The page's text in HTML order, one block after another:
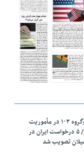
اقتدار ناوگروه ۱۰۳ در مأموریت‌
اقیانوسی/ ۵ درخواست ایران در
تصویب شد